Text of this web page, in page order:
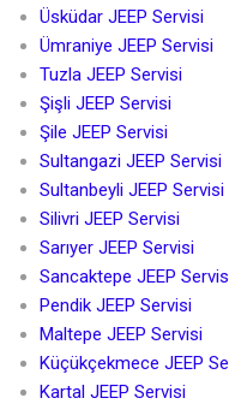
Üsküdar JEEP Servisi
Ümraniye JEEP Servisi
Tuzla JEEP Servisi
Şişli JEEP Servisi
Şile JEEP Servisi
Sultangazi JEEP Servisi
Sultanbeyli JEEP Servisi
Silivri JEEP Servisi
Sarıyer JEEP Servisi
Sancaktepe JEEP
Pendik JEEP Servisi
Maltepe JEEP Servisi
Küçükçekmece JEEP
Kartal JEEP Servisi